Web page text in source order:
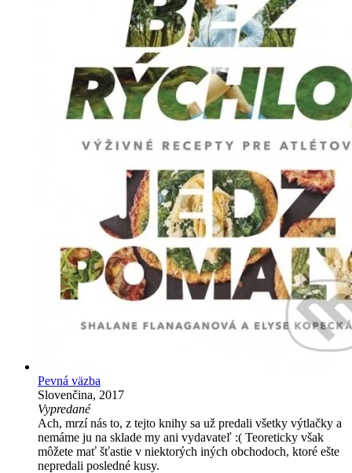
Pevná väzba
Slovenčina, 2017
Vypredané
Ach, mrzí nás to, z tejto knihy sa už predali všetky výtlačky a
nemáme ju na sklade my ani vydavateľ :( Teoreticky však
môžete mať šťastie v niektorých iných obchodoch, ktoré ešte
nepredali posledné kusy.